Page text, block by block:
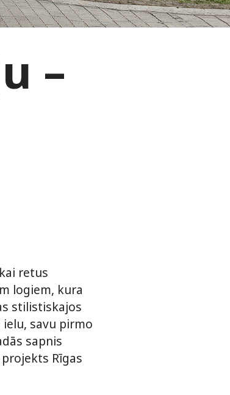
–
retus
logiem, kura
stilistiskajos
savu pirmo
sapnis
Rīgas